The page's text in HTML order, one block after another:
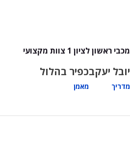
מכבי ראשון לציון 1 צוות מקצועי
יובל יעקב
מדריך
כפיר בהלול
מאמן